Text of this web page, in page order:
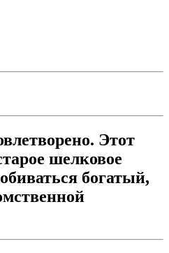
Этот
шелковое
богатый,